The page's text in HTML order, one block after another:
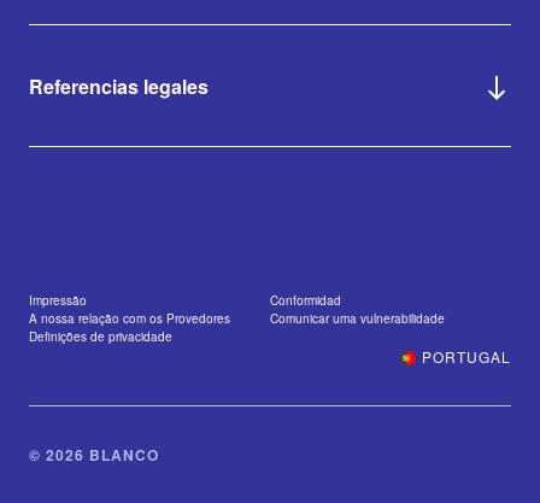
Referencias legales
Impressão
Conformidad
A nossa relação com os Provedores
Comunicar uma vulnerabilidade
Definições de privacidade
PORTUGAL
© 2026 BLANCO